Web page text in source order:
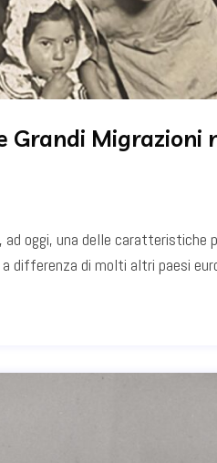
Grandi Migrazioni
oggi, una delle caratteristiche
differenza di molti altri paesi